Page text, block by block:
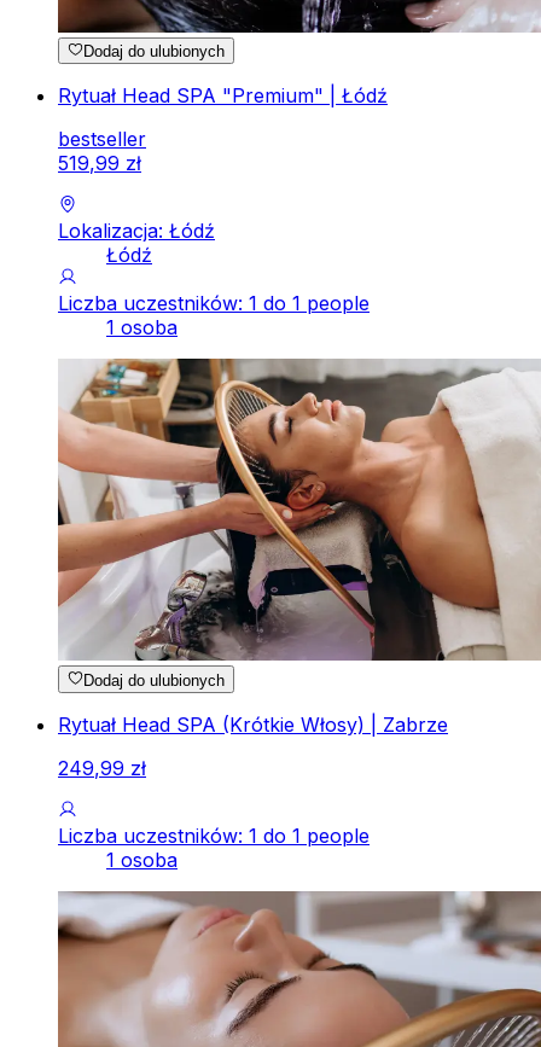
Dodaj do ulubionych
Rytuał Head SPA "Premium" | Łódź
bestseller
519,99 zł
Lokalizacja: Łódź
Łódź
Liczba uczestników: 1 do 1 people
1 osoba
Dodaj do ulubionych
Rytuał Head SPA (Krótkie Włosy) | Zabrze
249,99 zł
Liczba uczestników: 1 do 1 people
1 osoba